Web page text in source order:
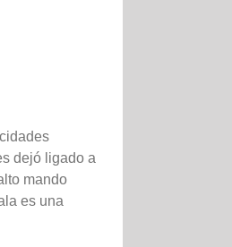
dejó ligado a
mando
es una